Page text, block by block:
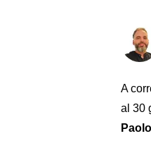
A
al 30